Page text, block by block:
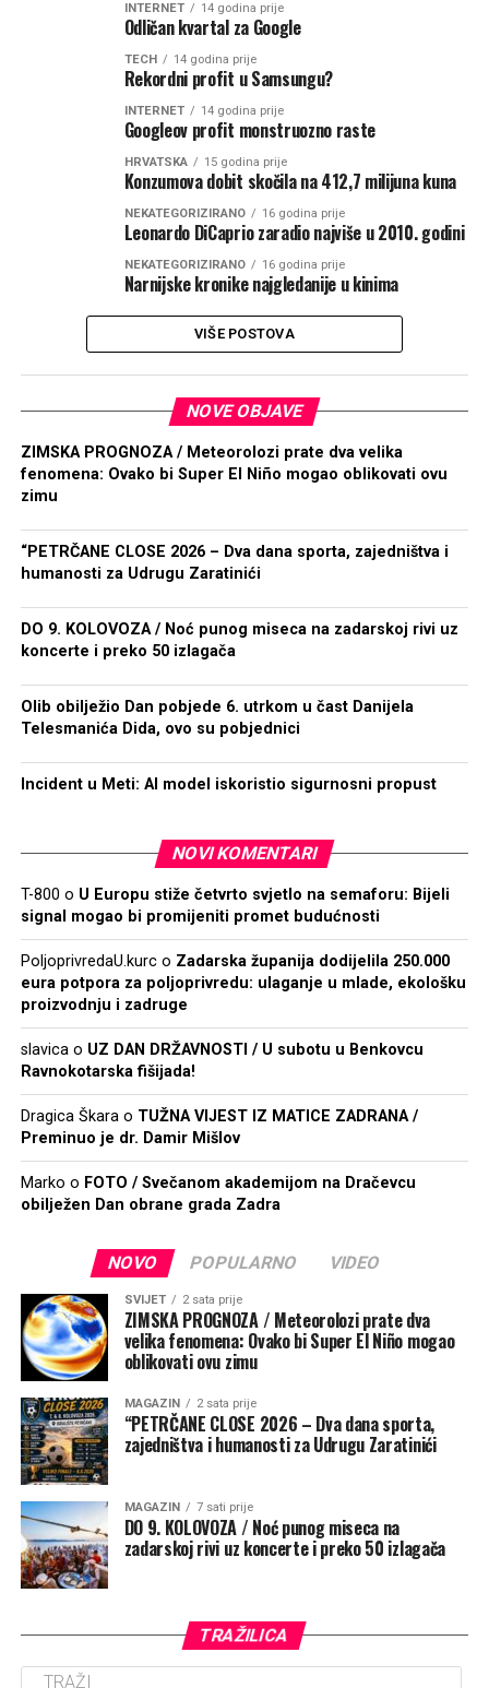
INTERNET 14 godina prije
Odličan kvartal za Google
TECH 14 godina prije
Rekordni profit u Samsungu?
INTERNET 14 godina prije
Googleov profit monstruozno raste
HRVATSKA 15 godina prije
Konzumova dobit skočila na 412,7 milijuna kuna
NEKATEGORIZIRANO 16 godina prije
Leonardo DiCaprio zaradio najviše u 2010. godini
NEKATEGORIZIRANO 16 godina prije
Narnijske kronike najgledanije u kinima
VIŠE POSTOVA
NOVE OBJAVE
ZIMSKA PROGNOZA / Meteorolozi prate dva velika
fenomena: Ovako bi Super El Niño mogao oblikovati ovu
zimu
“PETRČANE CLOSE 2026 – Dva dana sporta, zajedništva i
humanosti za Udrugu Zaratinići
DO 9. KOLOVOZA / Noć punog miseca na zadarskoj rivi uz
koncerte i preko 50 izlagača
Olib obilježio Dan pobjede 6. utrkom u čast Danijela
Telesmanića Dida, ovo su pobjednici
Incident u Meti: AI model iskoristio sigurnosni propust
NOVI KOMENTARI
T-800 o U Europu stiže četvrto svjetlo na semaforu: Bijeli
signal mogao bi promijeniti promet budućnosti
PoljoprivredaU.kurco Zadarska županija dodijelila 250.000
eura potpora za poljoprivredu: ulaganje u mlade, ekološku
proizvodnju i zadruge
slavicao UZ DAN DRŽAVNOSTI / U subotu u Benkovcu
Ravnokotarska fišijada!
Dragica Škarao TUŽNA VIJEST IZ MATICE ZADRANA /
Preminuo je dr. Damir Mišlov
Marko o FOTO / Svečanom akademijom na Dračevcu
obilježen Dan obrane grada Zadra
NOVO POPULARNO VIDEO
SVIJET 2 sata prije
ZIMSKA PROGNOZA / Meteorolozi prate dva
velika fenomena: Ovako bi Super El Niño mogao
oblikovati ovu zimu
MAGAZIN 2 sata prije
“PETRČANE CLOSE 2026 – Dva dana sporta,
zajedništva i humanosti za Udrugu Zaratinići
MAGAZIN 7 sati prije
DO 9. KOLOVOZA / Noć punog miseca na
zadarskoj rivi uz koncerte i preko 50 izlagača
TRAŽILICA